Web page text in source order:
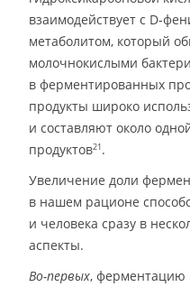
взаимодействует с D-
метаболитом, который
молочнокислыми
в ферментированных
продукты широко
и составляют около
продуктов21.
Увеличение доли
в нашем рационе
и человека сразу в
аспекты.
Во-первых, ферментацию